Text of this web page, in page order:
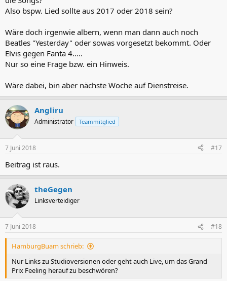
Also bspw. Lied sollte aus 2017 oder 2018 sein?
Wäre doch irgenwie albern, wenn man dann auch noch
Beatles "Yesterday" oder sowas vorgesetzt bekommt. Oder
Elvis gegen Fanta 4.....
Nur so eine Frage bzw. ein Hinweis.
Wäre dabei, bin aber nächste Woche auf Dienstreise.
Angliru
Administrator Teammitglied
7 Juni 2018 #17
Beitrag ist raus.
theGegen
Linksverteidiger
7 Juni 2018 #18
HamburgBuam schrieb:
Nur Links zu Studioversionen oder geht auch Live, um das Grand
Prix Feeling herauf zu beschwören?